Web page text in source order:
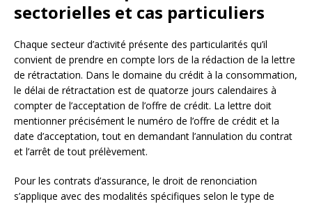
sectorielles et cas particuliers
Chaque secteur d’activité présente des particularités qu’il
convient de prendre en compte lors de la rédaction de la lettre
de rétractation. Dans le domaine du crédit à la consommation,
le délai de rétractation est de quatorze jours calendaires à
compter de l’acceptation de l’offre de crédit. La lettre doit
mentionner précisément le numéro de l’offre de crédit et la
date d’acceptation, tout en demandant l’annulation du contrat
et l’arrêt de tout prélèvement.
Pour les contrats d’assurance, le droit de renonciation
s’applique avec des modalités spécifiques selon le type de